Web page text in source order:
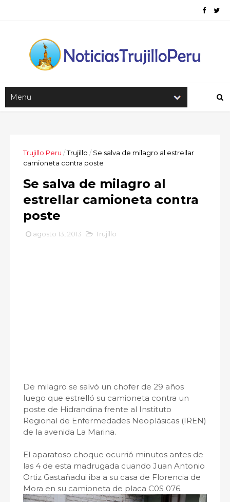
Trujillo Peru /Trujillo / Se salva de milagro al estrellar
camioneta contra poste
Se salva de milagro al
estrellar camioneta contra
poste
agosto 13, 2013 Trujillo
De milagro se salvó un chofer de 29 años
luego que estrelló su camioneta contra un
poste de Hidrandina frente al Instituto
Regional de Enfermedades Neoplásicas (IREN)
de la avenida La Marina.
El aparatoso choque ocurrió minutos antes de
las 4 de esta madrugada cuando Juan Antonio
Ortiz Gastañadui iba a su casa de Florencia de
Mora en su camioneta de placa C0S 076.